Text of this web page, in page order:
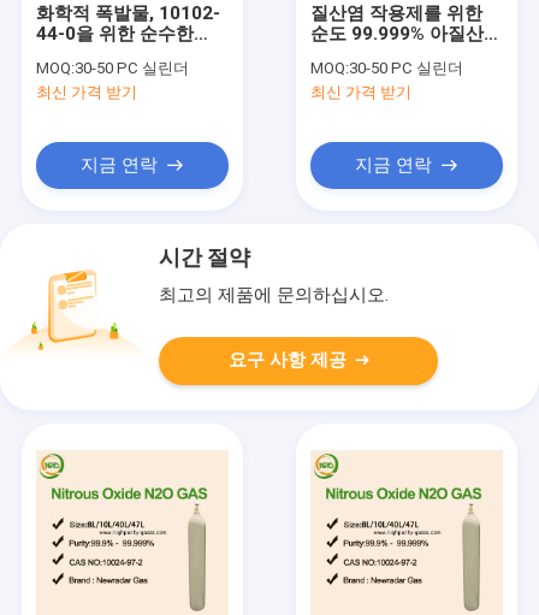
화학적 폭발물, 10102-
44-0을 위한 순수한
실린더 가스
MOQ:30-50 PC 실린더
최신 가격 받기
지금 연락
질산염 작용제를 위한
순도 99.999% 아질산
와 같은 염소
MOQ:30-50 PC 실린더
최신 가격 받기
지금 연락
시간 절약
최고의 제품에 문의하십시오.
요구 사항 제공